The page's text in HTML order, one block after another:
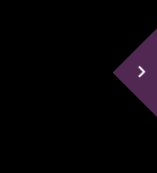
navigate_next